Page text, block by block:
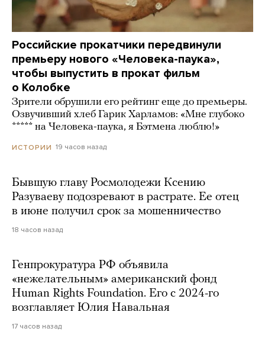
Российские прокатчики передвинули
премьеру нового «Человека-паука»,
чтобы выпустить в прокат фильм
о Колобке
Зрители обрушили его рейтинг еще до премьеры.
Озвучивший хлеб Гарик Харламов: «Мне глубоко
***** на Человека-паука, я Бэтмена люблю!»
ИСТОРИИ 19 часов назад
Бывшую главу Росмолодежи Ксению
Разуваеву подозревают в растрате. Ее отец
в июне получил срок за мошенничество
18 часов назад
Генпрокуратура РФ объявила
«нежелательным» американский фонд
Human Rights Foundation. Его с 2024-го
возглавляет Юлия Навальная
17 часов назад